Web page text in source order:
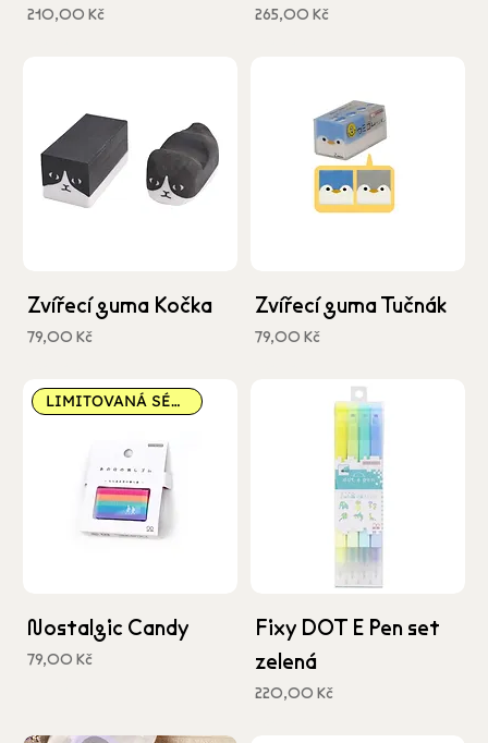
Cena
210,00 Kč Cena
265,00 Kč
Zvířecí guma Kočka
Cena
79,00 Kč
Zvířecí guma Tučnák
Cena
79,00 Kč
LIMITOVANÁ SÉRIE
Nostalgic Candy
Cena
79,00 Kč
Fixy DOT E Pen set
zelená
Cena
220,00 Kč